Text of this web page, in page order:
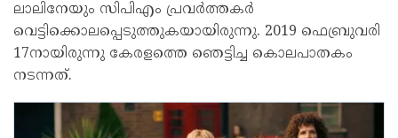
ലാലിനേയും സിപിഎം പ്രവർത്തകർ
വെട്ടിക്കൊലപ്പെടുത്തുകയായിരുന്നു. 2019 ഫെബ്രുവരി
17നായിരുന്നു കേരളത്തെ ഞെട്ടിച്ച കൊലപാതകം
നടന്നത്.